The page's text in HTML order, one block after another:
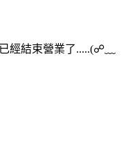
經結束營業了.....(☍﹏